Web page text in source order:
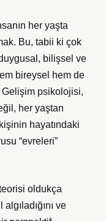
her yaşta
Bu, tabii ki çok
bilişsel ve
bireysel hem de
Gelişim psikolojisi,
her yaştan
hayatındaki
“evreleri”
oldukça
ve